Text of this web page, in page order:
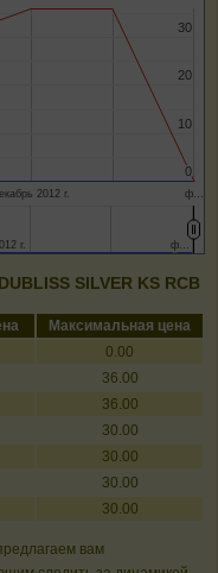
2012 г. ф…
0
0
10
10
20
20
30
30
г.
г. ф…
ф…
SILVER KS RCB
Максимальная цена
0.00
36.00
36.00
30.00
30.00
30.00
30.00
вам